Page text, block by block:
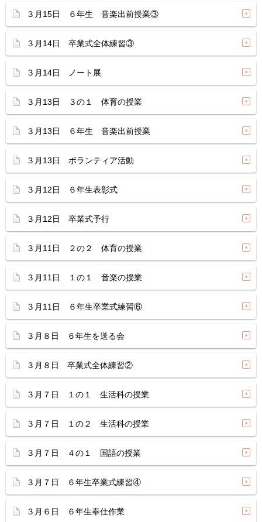
３月15日 ６年生 音楽出前授業③
３月14日 卒業式全体練習③
３月14日 ノート展
３月13日 ３の１ 体育の授業
３月13日 ６年生 音楽出前授業
３月13日 ボランティア活動
３月12日 ６年生表彰式
３月12日 卒業式予行
３月11日 ２の２ 体育の授業
３月11日 １の１ 音楽の授業
３月11日 ６年生卒業式練習⑥
３月８日 ６年生を送る会
３月８日 卒業式全体練習②
３月７日 １の１ 生活科の授業
３月７日 １の２ 生活科の授業
３月７日 ４の１ 国語の授業
３月７日 ６年生卒業式練習④
３月６日 ６年生奉仕作業